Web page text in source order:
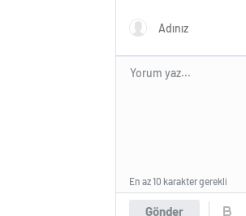
Gönder
En az 10 karakter gerekli